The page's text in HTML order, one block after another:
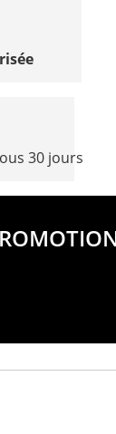
30 jours